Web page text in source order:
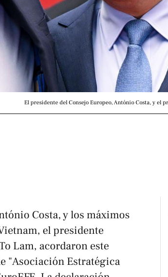
El presidente del Consejo Europeo, António Costa, y
Costa, y los máximos
el presidente
Lam, acordaron este
"Asociación Estratégica